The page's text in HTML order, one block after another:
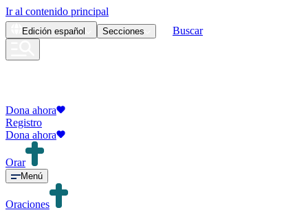
Ir al contenido principal
Edición español Secciones Buscar
Dona ahora
Registro
Dona ahora
Orar
Menú
Oraciones